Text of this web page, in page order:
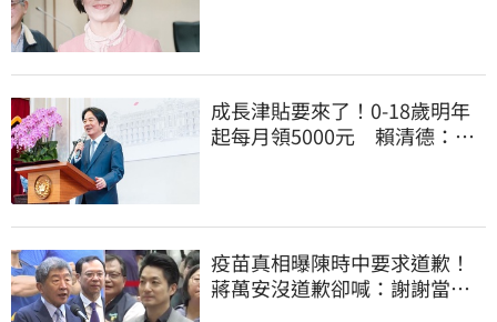
成長津貼要來了！0-18歲明年
起每月領5000元 賴清德：此
疫苗真相曝陳時中要求道歉！
蔣萬安沒道歉卻喊：謝謝當時